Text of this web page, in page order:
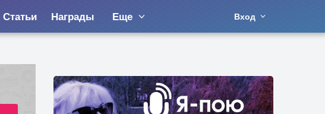
Статьи Награды Еще Вход